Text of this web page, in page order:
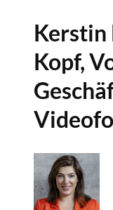
Kerstin
Kopf,